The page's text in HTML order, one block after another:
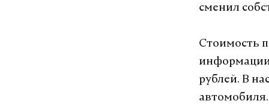
сменил
Стоимость
информации
рублей. В
автомобиля.